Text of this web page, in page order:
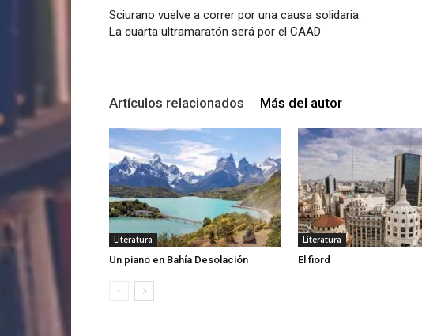
Sciurano vuelve a correr por una causa solidaria:
La cuarta ultramaratón será por el CAAD
Artículos relacionados Más del autor
Literatura
Un piano en Bahía Desolación
Literatura
El fiord